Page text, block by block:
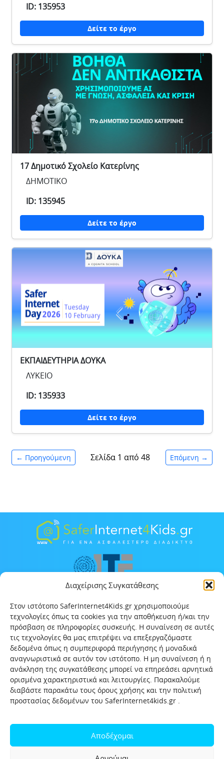
Διαχείρισης Συγκατάθεσης
Στον ιστότοπο SaferInternet4Kids.gr χρησιμοποιούμε
τεχνολογίες όπως τα cookies για την αποθήκευση ή/και την
πρόσβαση σε πληροφορίες συσκευής. Η συναίνεση σε αυτές
τις τεχνολογίες θα μας επιτρέψει να επεξεργαζόμαστε
δεδομένα όπως η συμπεριφορά περιήγησης ή μοναδικά
αναγνωριστικά σε αυτόν τον ιστότοπο. Η μη συναίνεση ή η
ανάκληση της συγκατάθεσης μπορεί να επηρεάσει αρνητικά
ορισμένα χαρακτηριστικά και λειτουργίες. Παρακαλούμε
διαβάστε παρακάτω τους όρους χρήσης και την πολιτική
προστασίας δεδομένων του SaferInternet4kids.gr .
Αποδέχομαι
ID: 135953
Δείτε το έργο
17 Δημοτικό Σχολείο Κατερίνης
ΔΗΜΟΤΙΚΟ
ID: 135945
Δείτε το έργο
EKΠΑΙΔΕΥΤΗΡΙΑ ΔΟΥΚΑ
ΛΥΚΕΙΟ
ID: 135933
Δείτε το έργο
← Προηγούμενη Σελίδα 1 από 48 Επόμενη →
Πολιτική προστασίας δεδομένων
Πολιτική Προστασίας Παιδιών και Εφήβων
Όροι χρήσης